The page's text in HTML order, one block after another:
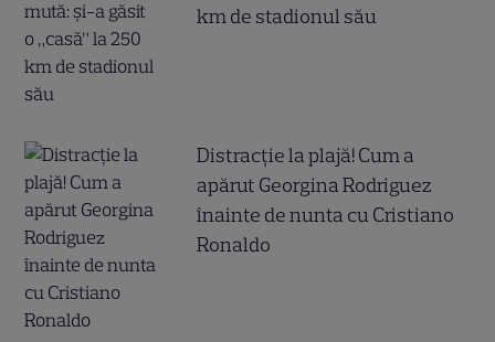
km de stadionul său
Distracție la plajă! Cum a
apărut Georgina Rodriguez
înainte de nunta cu Cristiano
Ronaldo